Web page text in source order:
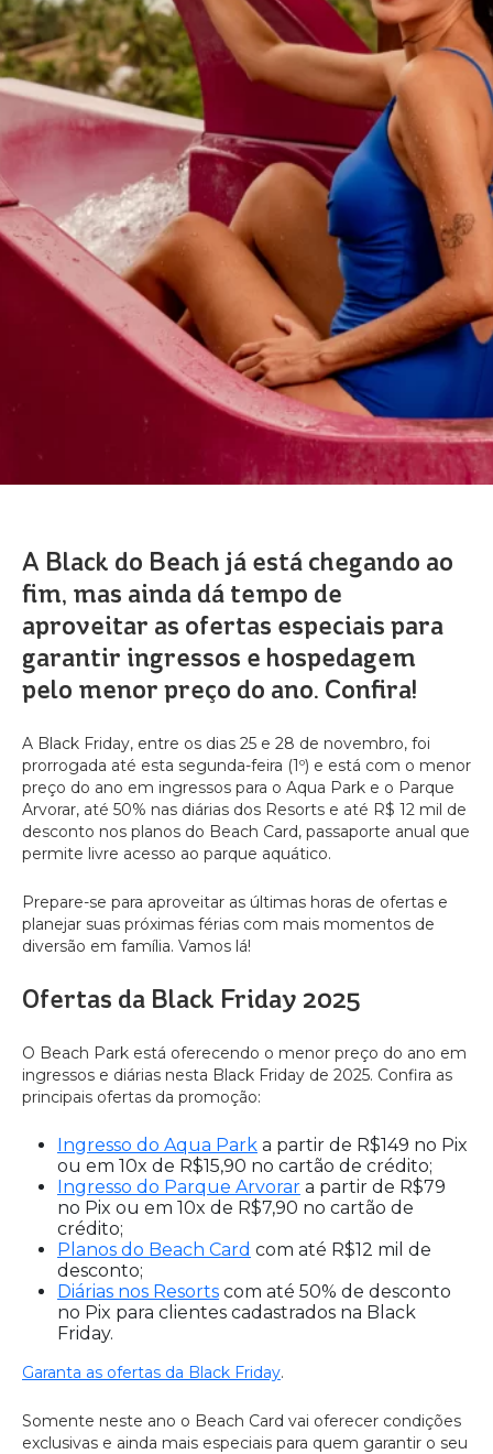
BEACH
PARK
RESORT
A Black do Beach já está chegando ao
fim, mas ainda dá tempo de
aproveitar as ofertas especiais para
garantir ingressos e hospedagem
pelo menor preço do ano. Confira!
A Black Friday, entre os dias 25 e 28 de novembro, foi
prorrogada até esta segunda-feira (1º) e está com o menor
preço do ano em ingressos para o Aqua Park e o Parque
Arvorar, até 50% nas diárias dos Resorts e até R$ 12 mil de
desconto nos planos do Beach Card, passaporte anual que
permite livre acesso ao parque aquático.
Prepare-se para aproveitar as últimas horas de ofertas e
planejar suas próximas férias com mais momentos de
diversão em família. Vamos lá!
Ofertas da Black Friday 2025
O Beach Park está oferecendo o menor preço do ano em
ingressos e diárias nesta Black Friday de 2025. Confira as
principais ofertas da promoção:
Ingresso do Aqua Park a partir de R$149 no Pix
ou em 10x de R$15,90 no cartão de crédito;
Ingresso do Parque Arvorar a partir de R$79
no Pix ou em 10x de R$7,90 no cartão de
crédito;
Planos do Beach Card com até R$12 mil de
desconto;
Diárias nos Resorts com até 50% de desconto
no Pix para clientes cadastrados na Black
Friday.
Garanta as ofertas da Black Friday.
Somente neste ano o Beach Card vai oferecer condições
exclusivas e ainda mais especiais para quem garantir o seu